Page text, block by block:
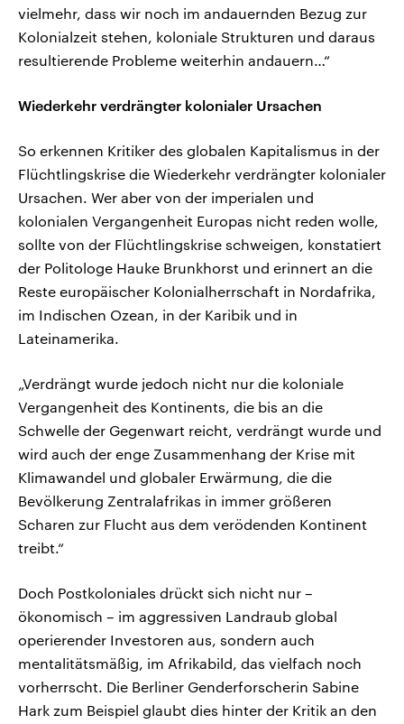
vielmehr, dass wir noch im andauernden Bezug zur
Kolonialzeit stehen, koloniale Strukturen und daraus
resultierende Probleme weiterhin andauern…“
Wiederkehr verdrängter kolonialer Ursachen
So erkennen Kritiker des globalen Kapitalismus in der
Flüchtlingskrise die Wiederkehr verdrängter kolonialer
Ursachen. Wer aber von der imperialen und
kolonialen Vergangenheit Europas nicht reden wolle,
sollte von der Flüchtlingskrise schweigen, konstatiert
der Politologe Hauke Brunkhorst und erinnert an die
Reste europäischer Kolonialherrschaft in Nordafrika,
im Indischen Ozean, in der Karibik und in
Lateinamerika.
„Verdrängt wurde jedoch nicht nur die koloniale
Vergangenheit des Kontinents, die bis an die
Schwelle der Gegenwart reicht, verdrängt wurde und
wird auch der enge Zusammenhang der Krise mit
Klimawandel und globaler Erwärmung, die die
Bevölkerung Zentralafrikas in immer größeren
Scharen zur Flucht aus dem verödenden Kontinent
treibt.“
Doch Postkoloniales drückt sich nicht nur –
ökonomisch – im aggressiven Landraub global
operierender Investoren aus, sondern auch
mentalitätsmäßig, im Afrikabild, das vielfach noch
vorherrscht. Die Berliner Genderforscherin Sabine
Hark zum Beispiel glaubt dies hinter der Kritik an den